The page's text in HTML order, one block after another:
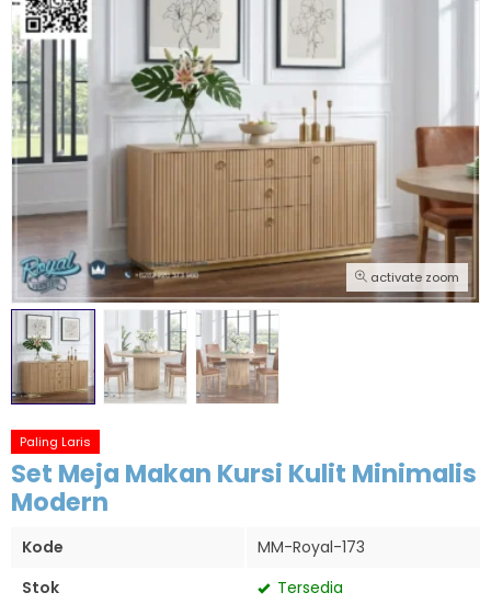
activate zoom
Paling Laris
Set Meja Makan Kursi Kulit Minimalis
Modern
Kode
MM-Royal-173
Stok
Tersedia